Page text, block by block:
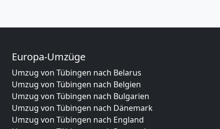
Europa-Umzüge
Umzug von Tübingen nach Belarus
Umzug von Tübingen nach Belgien
Umzug von Tübingen nach Bulgarien
Umzug von Tübingen nach Dänemark
Umzug von Tübingen nach England